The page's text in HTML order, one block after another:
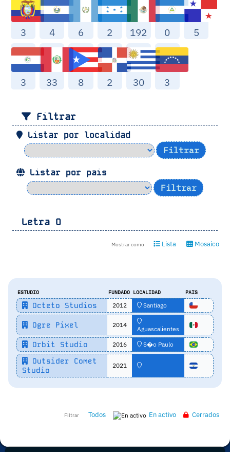
3 4 6 2 192 0 5
3 33 8 2 30 3
Filtrar
Listar por localidad
Listar por pais
Letra O
Mostrar como Lista Mosaico
ESTUDIO FUNDADO LOCALIDAD PAIS
Octeto Studios 2012 Santiago
Ogre Pixel 2014
Aguascalientes
Orbit Studio 2016 S�o Paulo
Outsider Comet
Studio
2021
Filtrar Todos En activo Cerrados